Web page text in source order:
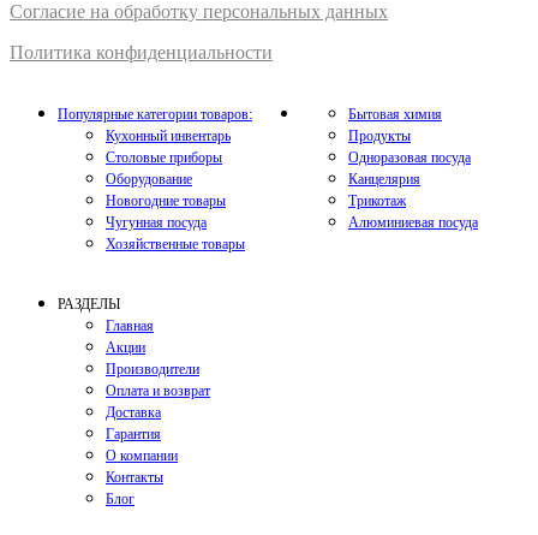
Согласие на обработку персональных данных
Политика конфиденциальности
Популярные категории товаров:
Кухонный инвентарь
Столовые приборы
Оборудование
Новогодние товары
Чугунная посуда
Хозяйственные товары
Бытовая химия
Продукты
Одноразовая посуда
Канцелярия
Трикотаж
Алюминиевая посуда
РАЗДЕЛЫ
Главная
Акции
Производители
Оплата и возврат
Доставка
Гарантия
О компании
Контакты
Блог